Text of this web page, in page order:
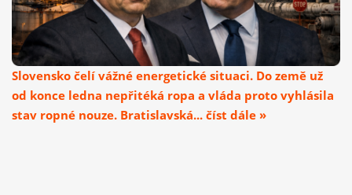
Slovensko čelí vážné energetické situaci. Do země už
od konce ledna nepřitéká ropa a vláda proto vyhlásila
stav ropné nouze. Bratislavská... číst dále »